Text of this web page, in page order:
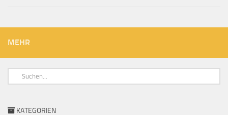
MEHR
KATEGORIEN